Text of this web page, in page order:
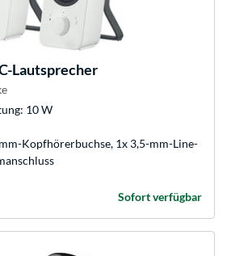
Lautsprecher
10 W
Kopfhörerbuchse, 1x 3,5-mm-Line-
Sofort verfügbar